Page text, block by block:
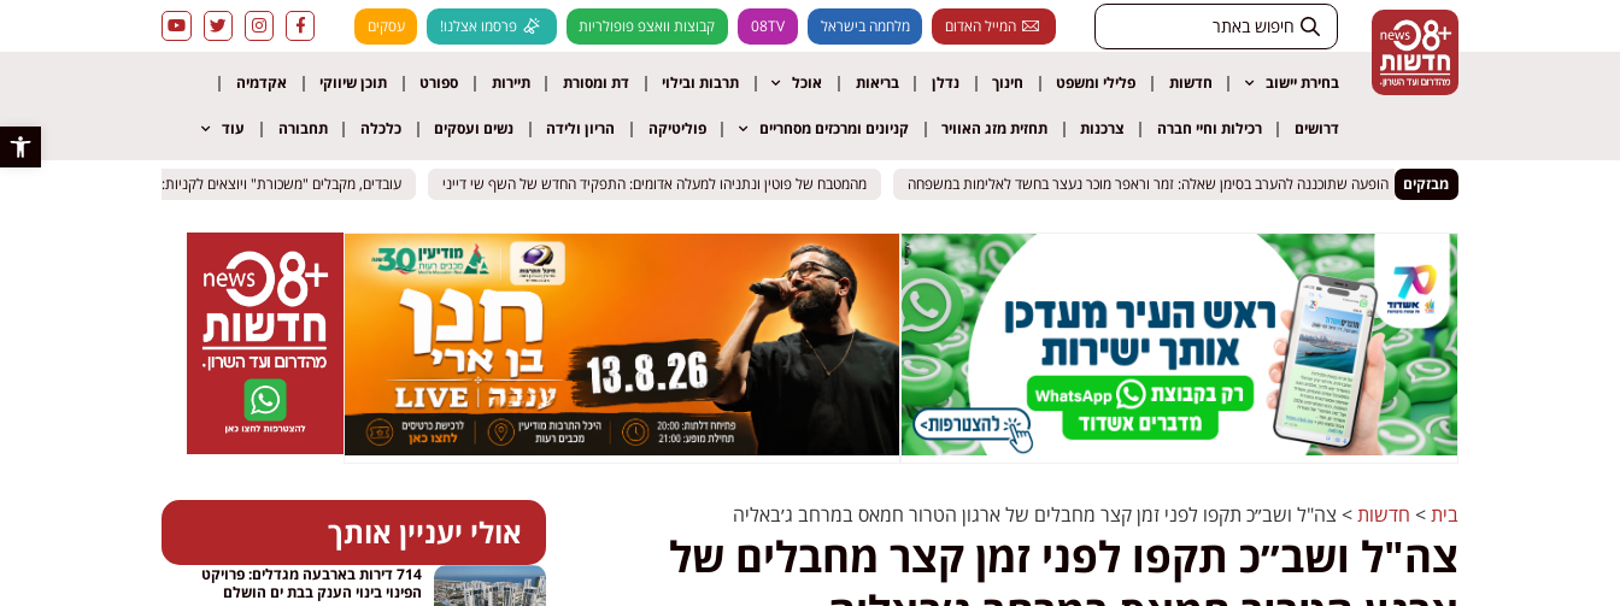
פתח
המייל האדום מלחמה בישראל 08TV קבוצות וואצפ פופולריות פרסמו אצלנו! עסקים
בחירת יישוב חדשות פלילי ומשפט חינוך נדלן בריאות אוכל תרבות ובילוי דת ומסורת תיירות ספורט תוכן שיווקי אקדמיה
דרושים רכילות וחיי חברה צרכנות תחזית מזג האוויר קניונים ומרכזים מסחריים פוליטיקה הריון ולידה נשים ועסקים כלכלה תחבורה עוד
מבזקיםהופעה שתוכננה להערב בסימן שאלה: זמר וראפר מוכר נעצר בחשד לאלימות במשפחה מהמטבח של פוטין ונתניהו למעלה אדומים: התפקיד החדש של השף שי דייני הופעה שתוכננה להערב בסימן שאלה: זמר וראפר מוכר נעצר בחשד לאלימות במשפחה מהמטבח של פוטין ונתניהו למעלה אדומים: התפקיד החדש של השף שי דייני עובדים, מקבלים "משכורת" ויוצאים לקניות: מתחם חינמי לילדים ייפתח בנמל
עובדים, מקבלים "משכורת" ויוצאים לקניות: מתחם חינמי לילדים ייפתח בנמל
בית> חדשות> צה"ל ושב״כ תקפו לפני זמן קצר מחבלים של ארגון הטרור חמאס במרחב ג׳באליה
צה"ל ושב״כ תקפו לפני זמן קצר מחבלים של
אולי יעניין אותך
714 דירות בארבעה מגדלים: פרויקט
הפינוי בינוי הענק בבת ים הושלם